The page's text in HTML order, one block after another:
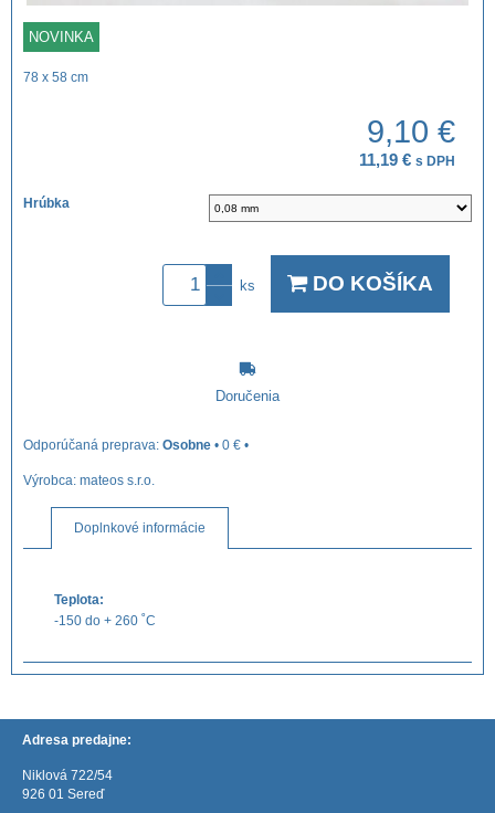
NOVINKA
78 x 58 cm
9,10 €
11,19 € s DPH
Hrúbka
ks DO KOŠÍKA
Doručenia
Osobne • 0 € •
Výrobca: mateos s.r.o.
Doplnkové informácie
Teplota:
-150 do + 260 ˚C
Adresa predajne:
Niklová 722/54
926 01 Sereď